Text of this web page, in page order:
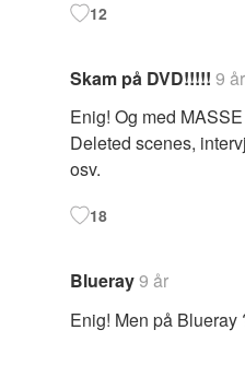
12
Skam på DVD!!!!! 9 år
Enig! Og med
Deleted scenes,
osv.
18
Blueray9 år
Enig! Men på Blueray